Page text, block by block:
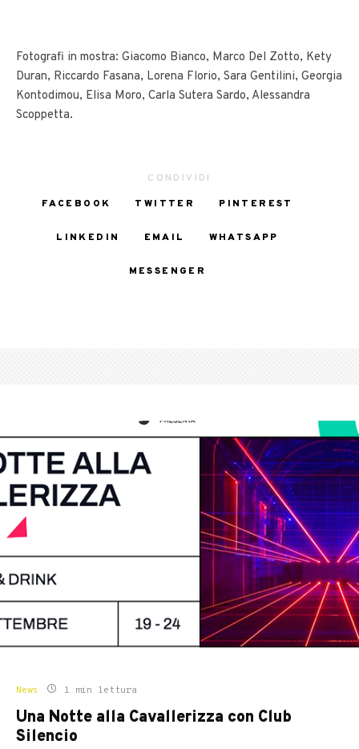
Fotografi in mostra: Giacomo Bianco, Marco Del Zotto, Kety
Duran, Riccardo Fasana, Lorena Florio, Sara Gentilini, Georgia
Kontodimou, Elisa Moro, Carla Sutera Sardo, Alessandra
Scoppetta.
CONDIVIDI
FACEBOOK
TWITTER PINTEREST
LINKEDIN EMAIL WHATSAPP
MESSENGER
News 1 min lettura
Una Notte alla Cavallerizza con Club
Silencio